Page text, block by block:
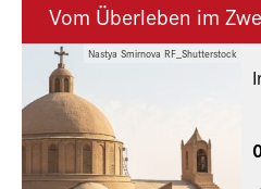
Nastya Smirnova RF_Shutterstock
Vom Überleben im